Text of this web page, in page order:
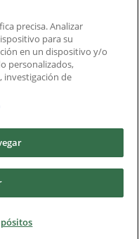
Marketing S.L.U. –
privacidad
precisa. Analizar
para su
en un dispositivo y/o
personalizados,
investigación de